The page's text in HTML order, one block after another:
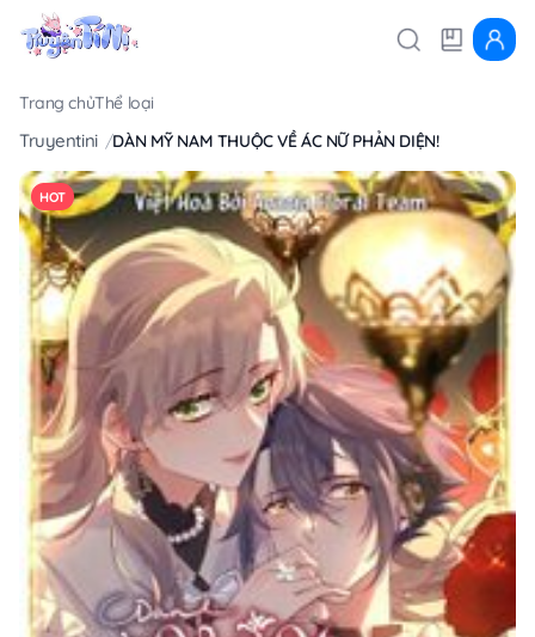
Trang chủThể loại
Truyentini DÀN MỸ NAM THUỘC VỀ ÁC NỮ PHẢN DIỆN!
HOT